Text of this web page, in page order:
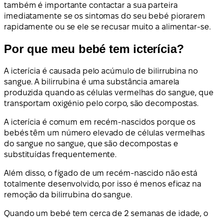
também é importante contactar a sua parteira
imediatamente se os sintomas do seu bebé piorarem
rapidamente ou se ele se recusar muito a alimentar-se.
Por que meu bebé tem icterícia?
A icterícia é causada pelo acúmulo de bilirrubina no
sangue. A bilirrubina é uma substância amarela
produzida quando as células vermelhas do sangue, que
transportam oxigénio pelo corpo, são decompostas.
A icterícia é comum em recém-nascidos porque os
bebés têm um número elevado de células vermelhas
do sangue no sangue, que são decompostas e
substituídas frequentemente.
Além disso, o fígado de um recém-nascido não está
totalmente desenvolvido, por isso é menos eficaz na
remoção da bilirrubina do sangue.
Quando um bebé tem cerca de 2 semanas de idade, o